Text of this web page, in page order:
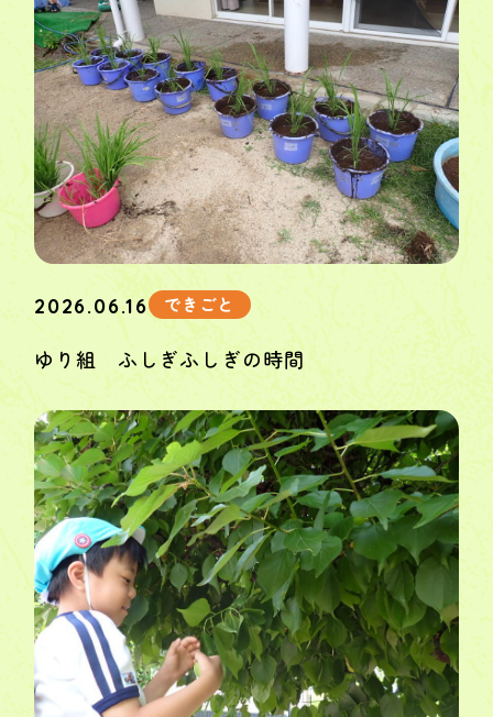
2026.06.16 できごと
ゆり組 ふしぎふしぎの時間